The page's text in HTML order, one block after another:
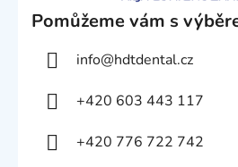
Pomůžeme vám s
info@hdtdental.cz
+420 603 443 117
+420 776 722 742